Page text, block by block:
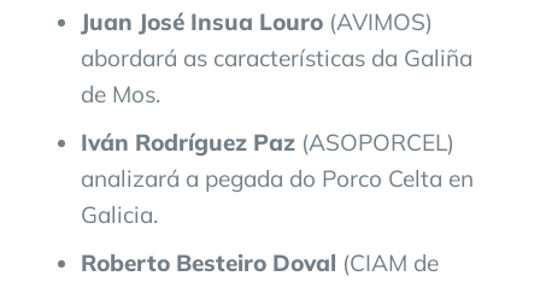
Juan José Insua Louro(AVIMOS)
abordará as características da Galiña
de Mos.
Iván Rodríguez Paz(ASOPORCEL)
analizará a pegada do Porco Celta en
Galicia.
Roberto Besteiro Doval (CIAM de